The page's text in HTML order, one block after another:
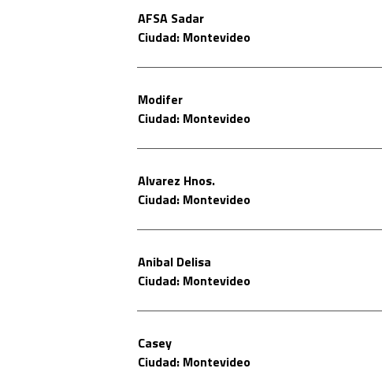
AFSA Sadar
Ciudad: Montevideo
Modifer
Ciudad: Montevideo
Alvarez Hnos.
Ciudad: Montevideo
Anibal Delisa
Ciudad: Montevideo
Casey
Ciudad: Montevideo